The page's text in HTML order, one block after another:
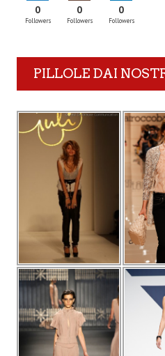
0
Followers
0
Followers
0
Followers
PILLOLE DAI